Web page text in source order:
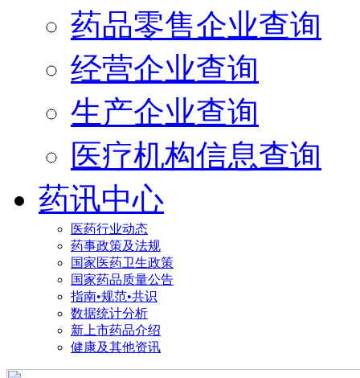
药品零售企业查询
经营企业查询
生产企业查询
医疗机构信息查询
药讯中心
医药行业动态
药事政策及法规
国家医药卫生政策
国家药品质量公告
指南•规范•共识
数据统计分析
新上市药品介绍
健康及其他资讯